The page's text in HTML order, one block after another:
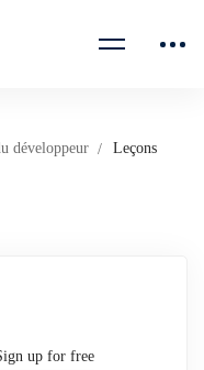
développeur
Leçons
up for free